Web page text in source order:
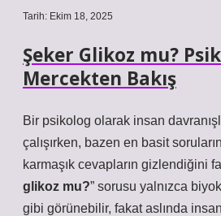
Tarih: Ekim 18, 2025
Şeker Glikoz mu?
Mercekten Bakış
Bir psikolog olarak insan
çalışırken, bazen en basit
karmaşık cevapların gizlendiğini
glikoz mu?” sorusu yalnızca
gibi görünebilir, fakat aslında